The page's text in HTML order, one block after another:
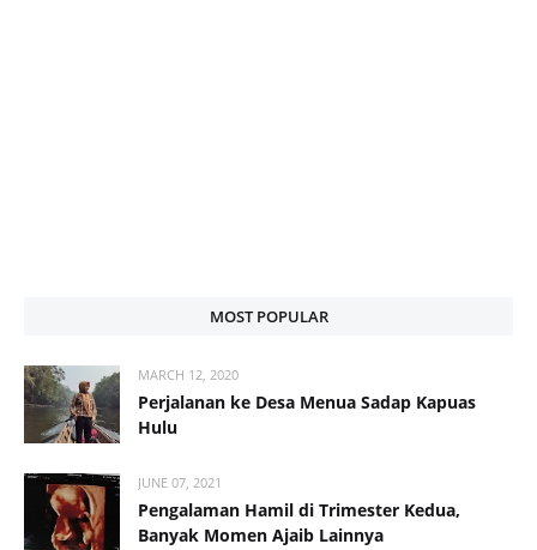
MOST POPULAR
MARCH 12, 2020
Perjalanan ke Desa Menua Sadap Kapuas
Hulu
JUNE 07, 2021
Pengalaman Hamil di Trimester Kedua,
Banyak Momen Ajaib Lainnya